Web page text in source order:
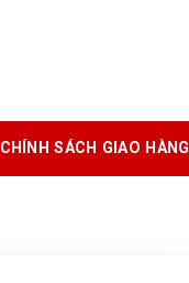
CHÍNH SÁCH GIAO HÀNG